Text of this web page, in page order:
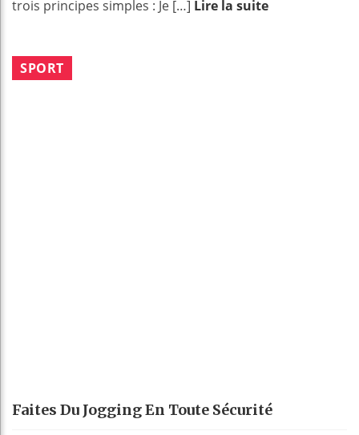
trois principes simples : Je […] Lire la suite
SPORT
Faites Du Jogging En Toute Sécurité